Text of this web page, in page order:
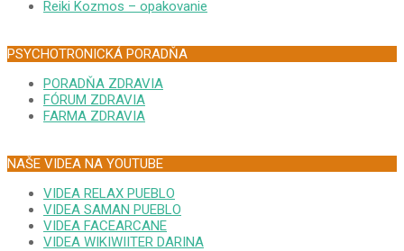
Reiki Kozmos – opakovanie
PSYCHOTRONICKÁ PORADŇA
PORADŇA ZDRAVIA
FÓRUM ZDRAVIA
FARMA ZDRAVIA
NAŠE VIDEA NA YOUTUBE
VIDEA RELAX PUEBLO
VIDEA SAMAN PUEBLO
VIDEA FACEARCANE
VIDEA WIKIWIITER DARINA